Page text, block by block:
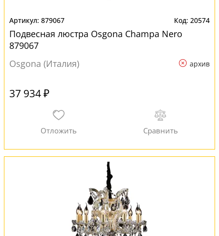
879067 20574
Подвесная люстра Osgona Champa Nero
879067
Osgona (Италия)
архив
37 934 ₽